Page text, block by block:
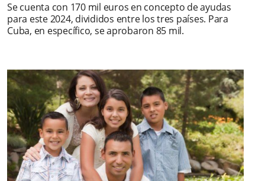
Se cuenta con 170 mil euros en concepto de ayudas
para este 2024, divididos entre los tres países. Para
Cuba, en específico, se aprobaron 85 mil.